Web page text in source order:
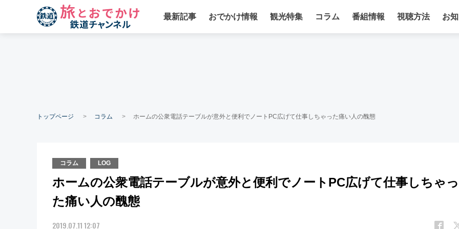
最新記事 おでかけ情報 観光特集 コラム 番組情報 視聴方法 お
トップページ コラム ホームの公衆電話テーブルが意外と便利でノートPC広げて仕事しちゃった痛い人の醜態
コラム LOG
ホームの公衆電話テーブルが意外と便利でノートPC広げて仕事しちゃっ
た痛い人の醜態
2019.07.11 12:07